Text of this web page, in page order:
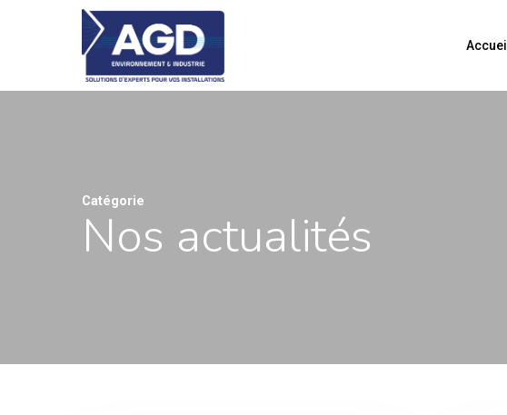
Accueil
Catégorie
Nos actualités